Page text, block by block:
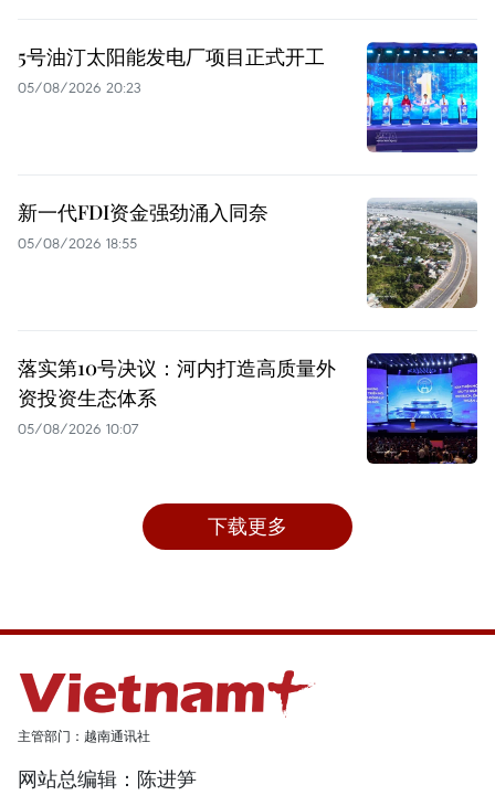
5号油汀太阳能发电厂项目正式开工
05/08/2026 20:23
新一代FDI资金强劲涌入同奈
05/08/2026 18:55
落实第10号决议：河内打造高质量外
资投资生态体系
05/08/2026 10:07
下载更多
主管部门：越南通讯社
网站总编辑：陈进笋